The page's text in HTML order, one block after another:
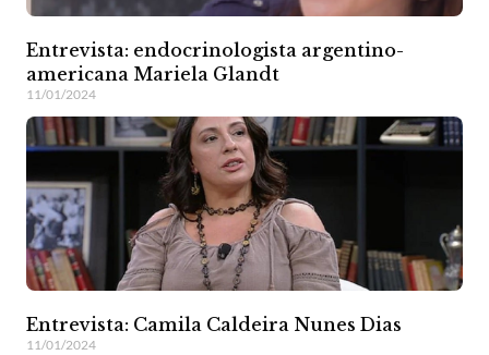
Entrevista: endocrinologista argentino-
americana Mariela Glandt
11/01/2024
Entrevista: Camila Caldeira Nunes Dias
11/01/2024